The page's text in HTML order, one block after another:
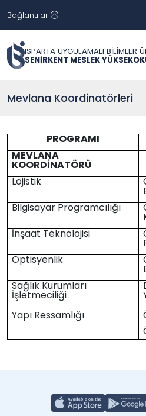
Bağlantılar
ISPARTA UYGULAMALI BİLİMLER
SENİRKENT MESLEK
Mevlana Koordinatörleri
PROGRAMI
MEVLANA
KOORDİNATÖRÜ
Lojistik
Bilgisayar Programcılığı
İnşaat Teknolojisi
Optisyenlik
Sağlık Kurumları
İşletmeciliği
Yapı Ressamlığı